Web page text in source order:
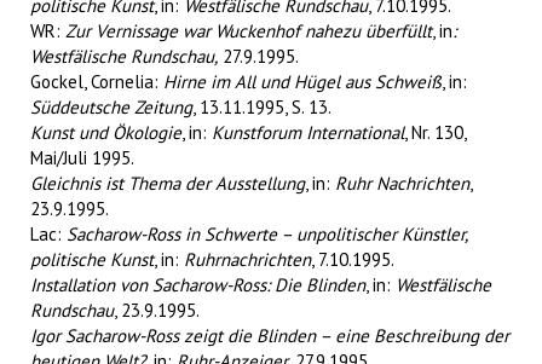
politische Kunst, in: Westfälische Rundschau, 7.10.1995.
WR: Zur Vernissage war Wuckenhof nahezu überfüllt, in:
Westfälische Rundschau, 27.9.1995.
Gockel, Cornelia: Hirne im All und Hügel aus Schweiß, in:
Süddeutsche Zeitung, 13.11.1995, S. 13.
Kunst und Ökologie, in: Kunstforum International, Nr. 130,
Mai/Juli 1995.
Gleichnis ist Thema der Ausstellung, in: Ruhr Nachrichten,
23.9.1995.
Lac: Sacharow-Ross in Schwerte – unpolitischer Künstler,
politische Kunst, in: Ruhrnachrichten, 7.10.1995.
Installation von Sacharow-Ross: Die Blinden, in: Westfälische
Rundschau, 23.9.1995.
Igor Sacharow-Ross zeigt die Blinden – eine Beschreibung der